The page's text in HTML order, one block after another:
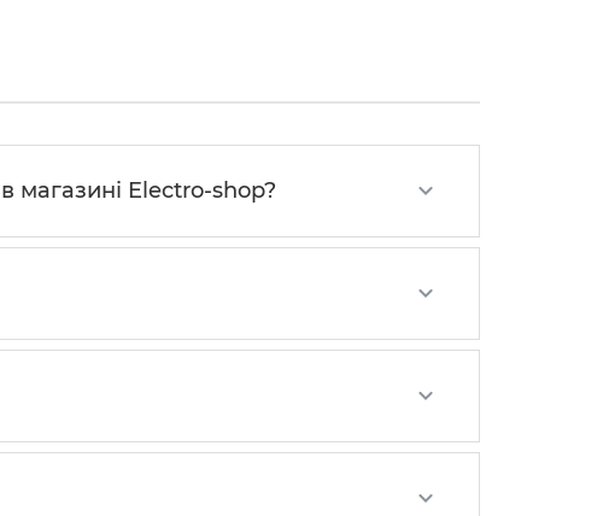
магазині Electro-shop?